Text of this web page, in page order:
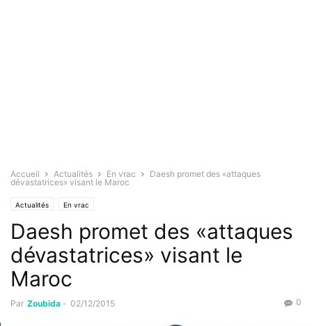
Accueil Actualités En vrac
Daesh promet des «attaques
dévastatrices» visant le Maroc
Actualités En vrac
Daesh promet des «attaques
dévastatrices» visant le
Maroc
Par Zoubida - 02/12/2015 0